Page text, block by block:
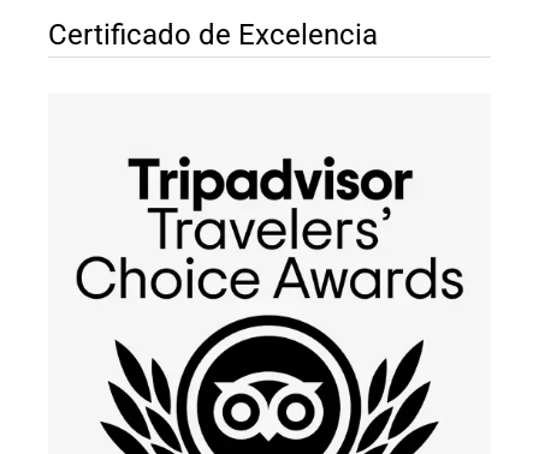
Certificado de Excelencia